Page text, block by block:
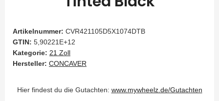
Artikelnummer: CVR421105D5X1074DTB
GTIN: 5,90221E+12
Kategorie: 21 Zoll
Hersteller: CONCAVER
Hier findest du die Gutachten: www.mywheelz.de/Gutachten